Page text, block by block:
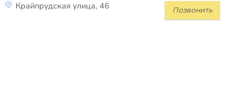
Позвонить
Крайпрудская улица, 46